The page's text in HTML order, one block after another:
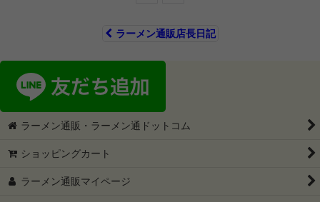
ラーメン通販店長日記
ラーメン通販・ラーメン通ドットコム
ショッピングカート
ラーメン通販マイページ